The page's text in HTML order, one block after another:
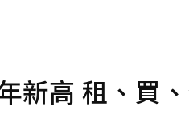
新高 租、買